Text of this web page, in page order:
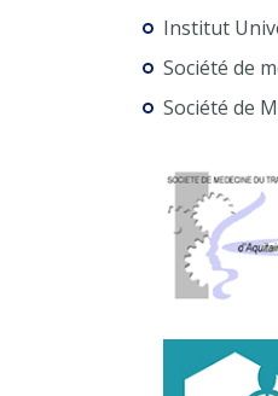
Institut
Société de
Société de